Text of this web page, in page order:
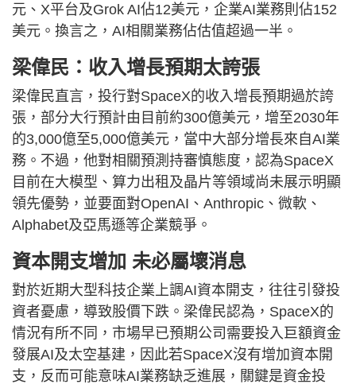
元、X平台及Grok AI佔12美元，企業AI業務則佔152
美元。換言之，AI相關業務佔估值超過一半。
梁偉民：收入增長預期太誇張
梁偉民直言，投行對SpaceX的收入增長預期過於誇
張，部分大行預計由目前約300億美元，增至2030年
的3,000億至5,000億美元，當中大部分增長來自AI業
務。不過，他對相關預測持審慎態度，認為SpaceX
目前在大模型、算力出租及晶片等領域尚未展示明顯
領先優勢，並要面對OpenAI、Anthropic、微軟、
Alphabet及亞馬遜等企業競爭。
資本開支增加 未必屬壞消息
對於近期大型科技企業上調AI資本開支，往往引發投
資者憂慮，導致股價下跌。梁偉民認為，SpaceX的
情況有所不同，市場早已預期公司需要投入巨額資金
發展AI及太空基建，因此若SpaceX沒有增加資本開
支，反而可能意味AI業務缺乏進展，關鍵是資金投